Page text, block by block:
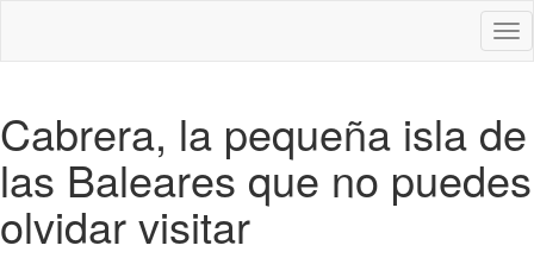
Cabrera, la pequeña isla de
las Baleares que no puedes
olvidar visitar